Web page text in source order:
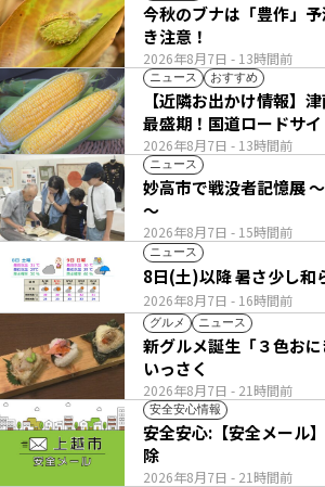
2026年8月7日 - 13時間前
今秋のブナは「豊作」予測 クマ出没に引
き注意！
ニュース おすすめ
2026年8月7日 - 13時間前
【近隣お出かけ情報】
最盛期！国道ロードサ
い列
ニュース
2026年8月7日 - 15時間前
妙高市で戦没者記憶展
～
ニュース
2026年8月7日 - 16時間前
8日(土)以降 暑
グルメ ニュース
2026年8月7日 - 21時間前
新グルメ誕生「３色お
いっさく
安全安心情報
2026年8月7日 - 21時間前
安全安心:【安全メール
除